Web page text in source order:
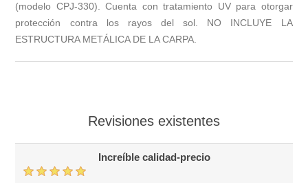
(modelo CPJ-330). Cuenta con tratamiento UV para otorgar
protección contra los rayos del sol. NO INCLUYE LA
ESTRUCTURA METÁLICA DE LA CARPA.
Revisiones existentes
Increíble calidad-precio